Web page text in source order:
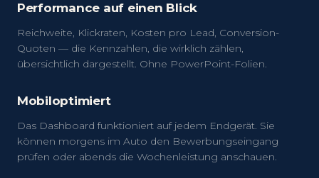
Performance auf einen Blick
Reichweite, Klickraten, Kosten pro Lead, Conversion-
Quoten — die Kennzahlen, die wirklich zählen,
übersichtlich dargestellt. Ohne PowerPoint-Folien.
Mobiloptimiert
Das Dashboard funktioniert auf jedem Endgerät. Sie
können morgens im Auto den Bewerbungseingang
prüfen oder abends die Wochenleistung anschauen.